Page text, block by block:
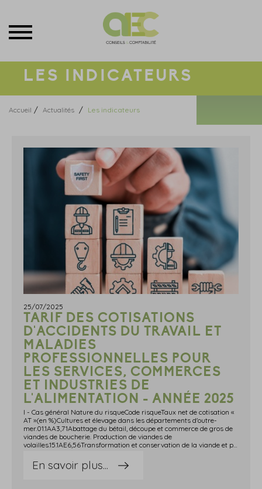
LES INDICATEURS
Accueil / Actualités / Les indicateurs
25/07/2025
TARIF DES COTISATIONS
D'ACCIDENTS DU TRAVAIL ET
MALADIES
PROFESSIONNELLES POUR
LES SERVICES, COMMERCES
ET INDUSTRIES DE
L'ALIMENTATION - ANNÉE 2025
I - Cas général Nature du risqueCode risqueTaux net de cotisation «
AT »(en %)Cultures et élevage dans les départements d'outre-
mer.01.1AA3,71Abattage du bétail, découpe et commerce de gros de
viandes de boucherie. Production de viandes de
volailles.15.1AE6,56Transformation et conservation de la viande et préparation de produits à base de viande (y compris boyauderie). Transformation et conservation du poisson.15.1EC4,73Autres industries alimentaires non classées par ailleurs et transformation du tabac.15.5CC2,68Transformation et conservation de légumes et de fruits. Fabrication industrielle de produits de boulangerie, pâtisserie et pizza.15.8AC3,71Commerce de détail (avec ou sans fabrication) de pain, pâtisserie, confiserie et chocolats.15.8CD2,11Fabrication et transformation de café et épices. Fabrication de boissons sauf produits laitiers.15.9SC1,83Intermédiaires de commerce en produits agricoles et alimentaires et vente par correspondance sans manutention, ni livraison, ni stockage, ni conditionnement.51.1NB0,89Commerce de gros (commerce interentreprises) alimentaire non spécialisé.51.3TC2,61Commerce de détail de produits laitiers, de produits surgelés, de fruits et légumes, de boissons et d'alimentation générale.52.1BC2,12Grande et moyenne distribution et Drive - Vente par automate.52.1FB3,64Commerce de détail de viandes, poissons, charcuterie artisanale y compris traiteurs, organisateurs de réception.52.2CB3,04Installations d'hébergement à équipements légers ou développés.55.2EC2,09Restaurants, café-tabac, hôtels avec ou sans restaurant et foyers.55.3AC1,85Restauration type rapide y compris wagons-lits et wagons-restaurants.55.3BC1,65Restauration collective.55.5AA4,23Entreposage frigorifique.63.1DA3,93 II - Services, commerces et industries de l'alimentation des départements du Haut-Rhin, du Bas-Rhin et de la MoselleNature du risqueCode risqueTaux net de cotisation « AT »(en %)GROUPE 12,03Autres industries alimentaires non classées par ailleurs et transformation du tabac.15.5CCCommerce de détail (avec ou sans fabrication) de pain, pâtisserie, confiserie et chocolats.15.8CDFabrication et transformation de café et épices. Fabrication de boissons sauf produits laitiers.15.9SCIntermédiaires de commerce en produits agricoles et alimentaires et vente par correspondance sans manutention, ni livraison, ni stockage, ni conditionnement.51.1NBCommerce de gros (commerce interentreprises) alimentaire non spécialisé.51.3TCCommerce de détail de produits laitiers, de produits surgelés, de fruits et légumes, de boissons et d'alimentation générale.52.1BCRestaurants, café-tabac, hôtels avec ou sans restaurant et foyers.55.3ACRestauration type rapide y compris wagons-lits et wagons-restaurants.55.3BC GROUPE 2 3,77Abattage du bétail, découpe et commerce de gros de viandes de boucherie. Production de viandes de volailles.15.1AETransformation et conservation de la viande et préparation de produits à base de viande (y compris boyauderie). Transformation et conservation du poisson.15.1ECTransformation et conservation de légumes et de fruits. Fabrication industrielle de produits de boulangerie, pâtisserie et pizza.15.8ACGrande et moyenne distribution et Drive - Vente par automate.52.1FBCommerce de détail de viandes, poissons, charcuterie artisanale y compris traiteurs, organisateurs de réception.52.2CBInstallations d'hébergement à équipements légers ou développés.55.2ECRestauration collective.55.5AAEntreposage frigorifique.63.1DA Source : Arrêté du 29 avril 2025 relatif à la tarification des risques d'accidents du travail et de maladies professionnelles pour l'année 2025
En savoir plus...